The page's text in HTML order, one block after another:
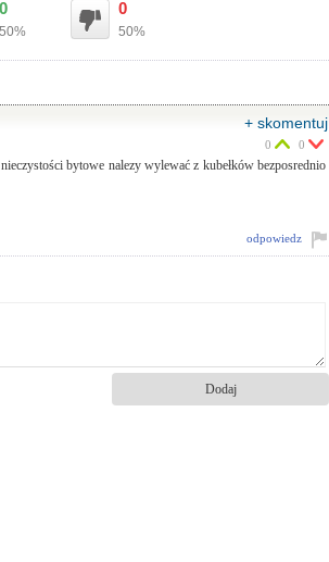
0
50%
0
50%
+ skomentuj
bytowe nalezy wylewać z kubełków bezposrednio
0 0
odpowiedz